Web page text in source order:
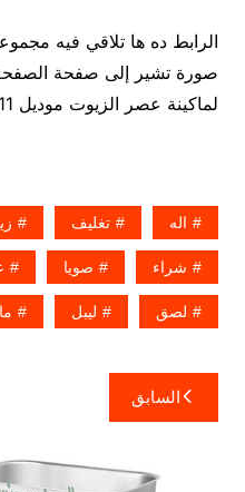
الرابط ده ها تلاقي فيه
صورة تشير إلى صفحة
لماكينة عصر الزيوت موديل 811 ماركة المهندس منسي
اله تغليف
شراء صويا
لصق ليبل
تصفّح
المقالات
السابق